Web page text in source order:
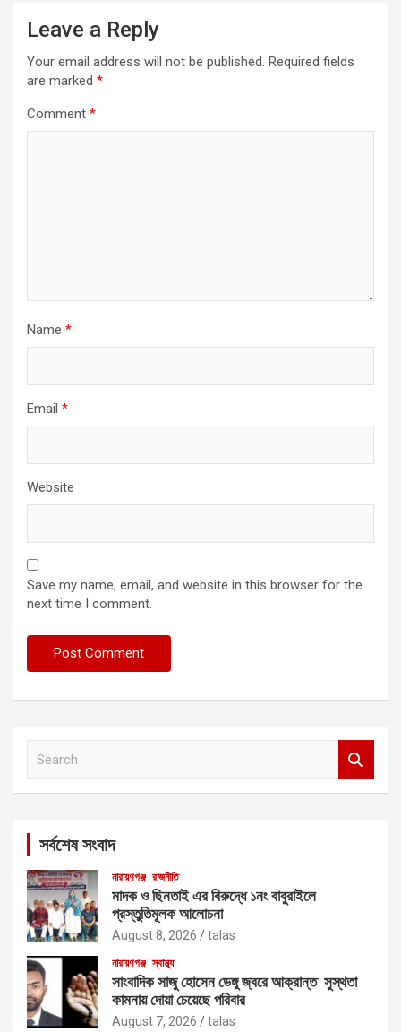
Leave a Reply
Your email address will not be published. Required fields
are marked *
Comment *
Name *
Email *
Website
Save my name, email, and website in this browser for the
next time I comment.
সর্বশেষ সংবাদ
নারায়ণগঞ্জ রাজনীতি
মাদক ও ছিনতাই এর বিরুদ্ধে ১নং বাবুরাইলে
প্রস্তুতিমূলক আলোচনা
August 8, 2026 talas
নারায়ণগঞ্জ স্বাস্থ্য
সাংবাদিক সাজু হোসেন ডেঙ্গু জ্বরে আক্রান্ত সুস্থতা
কামনায় দোয়া চেয়েছে পরিবার
August 7, 2026 talas